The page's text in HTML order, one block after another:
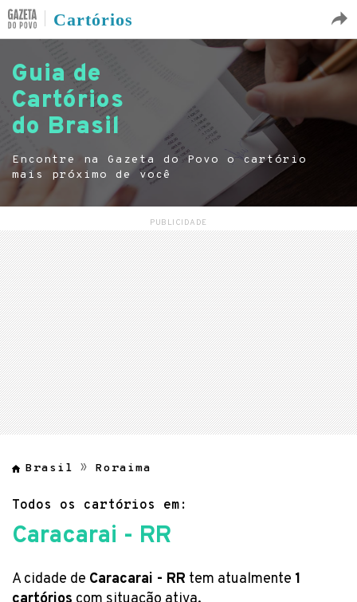
Cartórios
Guia de
Cartórios
do Brasil
Encontre na Gazeta do Povo o cartório
mais próximo de você
PUBLICIDADE
Brasil Roraima
Todos os cartórios em:
Caracarai - RR
A cidade de Caracarai - RR tem atualmente 1